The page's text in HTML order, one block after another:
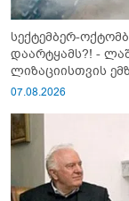
სექტემბერ-
დაარტყამს?! -
ლიზაციისთვის
გაიწვიონ ომში"
07.08.2026